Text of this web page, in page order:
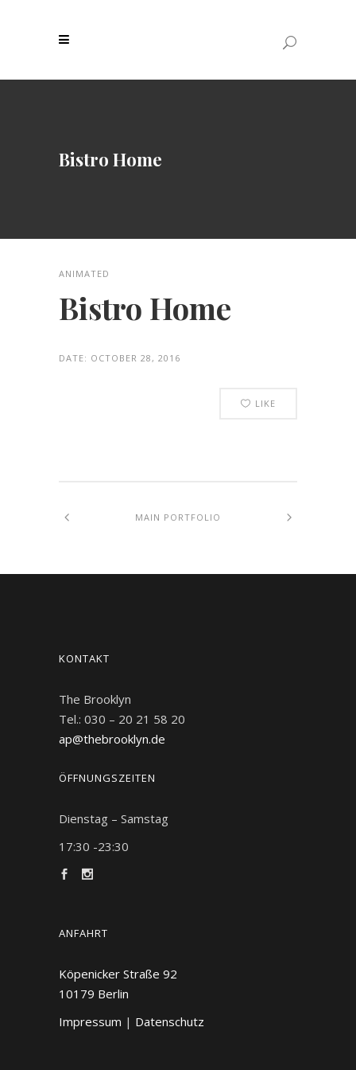
Bistro Home
ANIMATED
Bistro Home
DATE: OCTOBER 28, 2016
LIKE
MAIN PORTFOLIO
KONTAKT
The Brooklyn
Tel.: 030 – 20 21 58 20
ap@thebrooklyn.de
ÖFFNUNGSZEITEN
Dienstag – Samstag
17:30 -23:30
ANFAHRT
Köpenicker Straße 92
10179 Berlin
Impressum | Datenschutz